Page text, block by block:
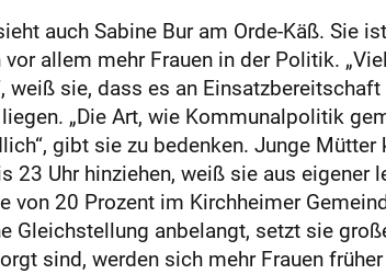
auch Sabine Bur am Orde-Käß. Sie
allem mehr Frauen in der Politik.
weiß sie, dass es an
„Die Art, wie Kommunalpolitik
gibt sie zu bedenken. Junge
23 Uhr hinziehen, weiß sie aus eigener
von 20 Prozent im Kirchheimer
Gleichstellung anbelangt, setzt sie
sind, werden sich mehr Frauen